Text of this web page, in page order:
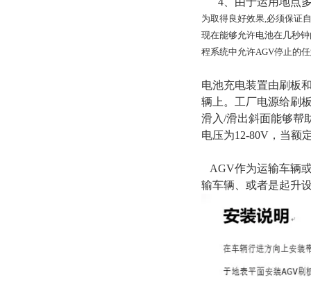
为取得良好效果,必须保证
现在能够允许电池在几秒
程系统中允许AGV停止的
电池充电装置由刷板
辆上。工厂电源给刷
滑入/滑出斜面能够帮
电压为12-80V，当额
AGV作为运输车辆
输车辆、或者是起升